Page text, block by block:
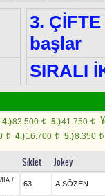
3.
başlar
SIRALI
4.)83.500 t 5.)41.750 t
t 4.)16.700 t 5.)8.350 t
Sıklet Jokey
/
63 A.SÖZEN